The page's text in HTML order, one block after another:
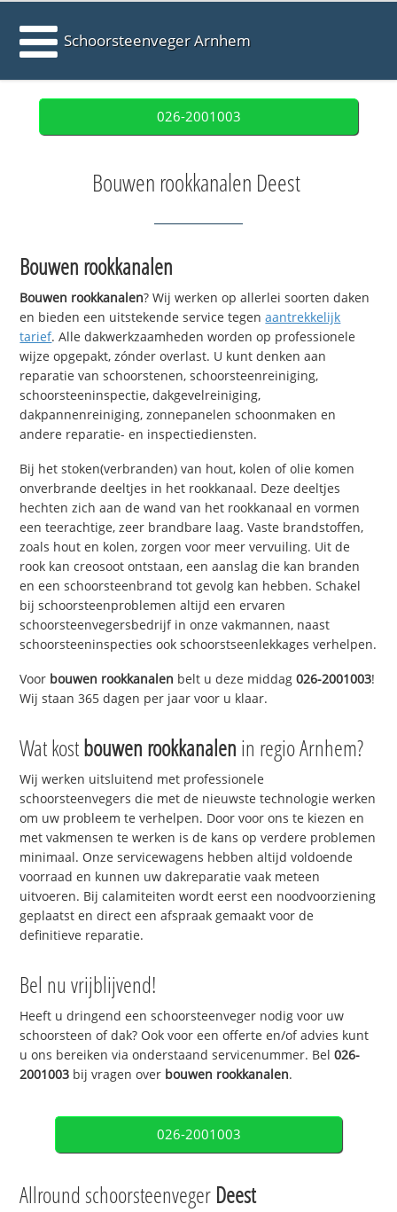
Schoorsteenveger Arnhem
026-2001003
Bouwen rookkanalen Deest
Bouwen rookkanalen
Bouwen rookkanalen? Wij werken op allerlei soorten daken
en bieden een uitstekende service tegenaantrekkelijk
tarief. Alle dakwerkzaamheden worden op professionele
wijze opgepakt, zónder overlast. U kunt denken aan
reparatie van schoorstenen, schoorsteenreiniging,
schoorsteeninspectie, dakgevelreiniging,
dakpannenreiniging, zonnepanelen schoonmaken en
andere reparatie- en inspectiediensten.
Bij het stoken(verbranden) van hout, kolen of olie komen
onverbrande deeltjes in het rookkanaal. Deze deeltjes
hechten zich aan de wand van het rookkanaal en vormen
een teerachtige, zeer brandbare laag. Vaste brandstoffen,
zoals hout en kolen, zorgen voor meer vervuiling. Uit de
rook kan creosoot ontstaan, een aanslag die kan branden
en een schoorsteenbrand tot gevolg kan hebben. Schakel
bij schoorsteenproblemen altijd een ervaren
schoorsteenvegersbedrijf in onze vakmannen, naast
schoorsteeninspecties ook schoorstseenlekkages verhelpen.
Voor bouwen rookkanalen belt u deze middag026-2001003!
Wij staan 365 dagen per jaar voor u klaar.
Wat kostbouwen rookkanalen in regio Arnhem?
Wij werken uitsluitend met professionele
schoorsteenvegers die met de nieuwste technologie werken
om uw probleem te verhelpen. Door voor ons te kiezen en
met vakmensen te werken is de kans op verdere problemen
minimaal. Onze servicewagens hebben altijd voldoende
voorraad en kunnen uw dakreparatie vaak meteen
uitvoeren. Bij calamiteiten wordt eerst een noodvoorziening
geplaatst en direct een afspraak gemaakt voor de
definitieve reparatie.
Bel nu vrijblijvend!
Heeft u dringend een schoorsteenveger nodig voor uw
schoorsteen of dak? Ook voor een offerte en/of advies kunt
u ons bereiken via onderstaand servicenummer. Bel026-
2001003 bij vragen over bouwen rookkanalen.
026-2001003
Allround schoorsteenveger Deest